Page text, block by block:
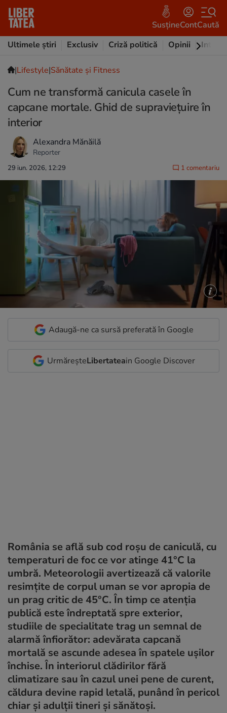
SusțineContCaută
Ultimele știri
Exclusiv Criză politică Opinii
|Lifestyle|Sănătate și Fitness
Cum ne transformă canicula casele în
capcane mortale. Ghid de supraviețuire în
interior
Alexandra Mănăilă
Reporter
29 iun. 2026, 12:29 1 comentariu
Adaugă-ne ca sursă preferată în Google
UrmăreșteLibertateain Google Discover
România se află sub cod roșu de caniculă, cu
temperaturi de foc ce vor atinge 41°C la
umbră. Meteorologii avertizează că valorile
resimțite de corpul uman se vor apropia de
un prag critic de 45°C. În timp ce atenția
publică este îndreptată spre exterior,
studiile de specialitate trag un semnal de
alarmă înfiorător: adevărata capcană
mortală se ascunde adesea în spatele ușilor
închise. În interiorul clădirilor fără
climatizare sau în cazul unei pene de curent,
căldura devine rapid letală, punând în pericol
chiar și adulții tineri și sănătoși.